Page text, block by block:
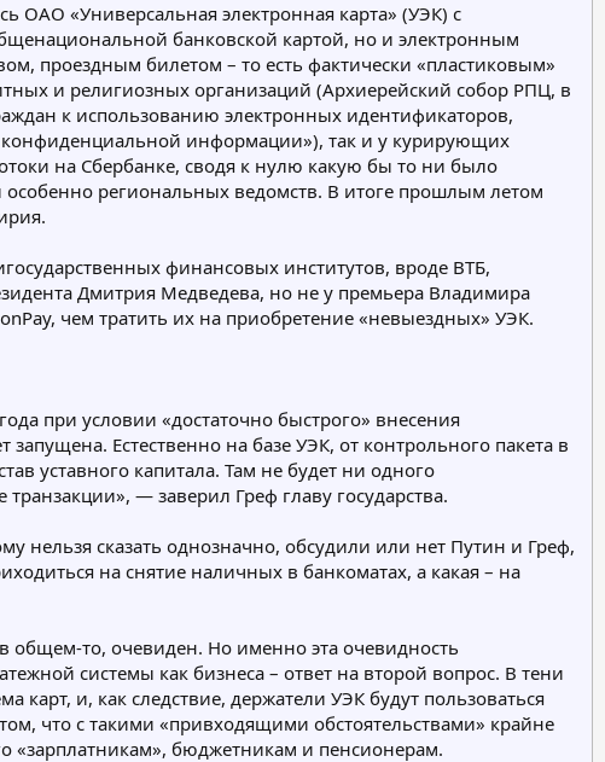
ОАО «Универсальная электронная карта» (УЭК) с
банковской картой, но и электронным
проездным билетом – то есть фактически «пластиковым»
и религиозных организаций (Архиерейский собор РПЦ, в
к использованию электронных идентификаторов,
конфиденциальной информации»), так и у курирующих
на Сбербанке, сводя к нулю какую бы то ни было
особенно региональных ведомств. В итоге прошлым летом
финансовых институтов, вроде ВТБ,
Дмитрия Медведева, но не у премьера Владимира
чем тратить их на приобретение «невыездных» УЭК.
при условии «достаточно быстрого» внесения
Естественно на базе УЭК, от контрольного пакета в
уставного капитала. Там не будет ни одного
— заверил Греф главу государства.
нельзя сказать однозначно, обсудили или нет Путин и Греф,
на снятие наличных в банкоматах, а какая – на
общем-то, очевиден. Но именно эта очевидность
системы как бизнеса – ответ на второй вопрос. В тени
карт, и, как следствие, держатели УЭК будут пользоваться
что с такими «привходящими обстоятельствами» крайне
«зарплатникам», бюджетникам и пенсионерам.